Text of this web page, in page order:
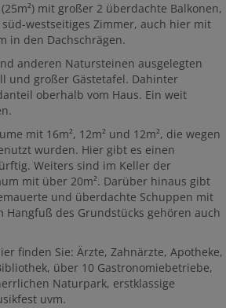
mit großer 2 überdachte Balkonen,
westseitiges Zimmer, auch hier mit
in den Dachschrägen.
anderen Natursteinen ausgelegten
und großer Gästetafel. Dahinter
oberhalb vom Haus. Ein weit
mit 16m², 12m² und 12m², die wegen
wurden. Hier gibt es einen
Weiters sind im Keller der
mit über 20m². Darüber hinaus gibt
und überdachte Schuppen mit
Hangfuß des Grundstücks gehören auch
finden Sie: Ärzte, Zahnärzte, Apotheke,
über 10 Gastronomiebetriebe,
Naturpark, erstklassige
uvm.